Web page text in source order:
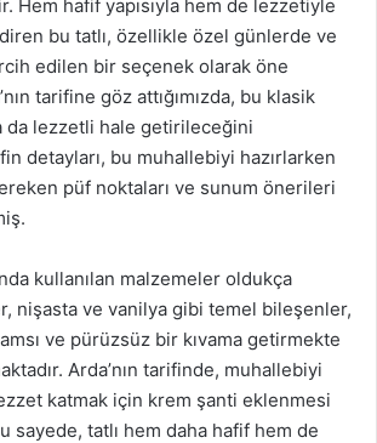
Hem hafif yapısıyla hem de lezzetiyle
bu tatlı, özellikle özel günlerde ve
edilen bir seçenek olarak öne
tarifine göz attığımızda, bu klasik
da lezzetli hale getirileceğini
detayları, bu muhallebiyi hazırlarken
püf noktaları ve sunum önerileri
kullanılan malzemeler oldukça
nişasta ve vanilya gibi temel bileşenler,
ve pürüzsüz bir kıvama getirmekte
Arda’nın tarifinde, muhallebiyi
katmak için krem şanti eklenmesi
sayede, tatlı hem daha hafif hem de